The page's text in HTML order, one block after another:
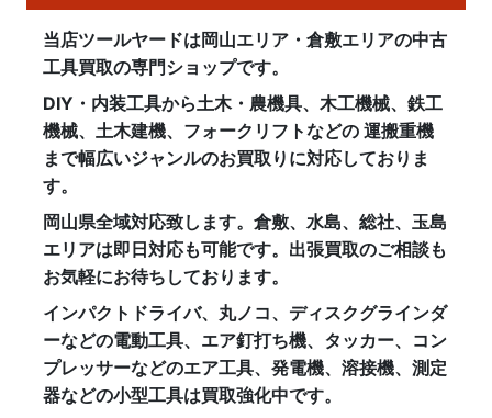
当店ツールヤードは岡山エリア・倉敷エリアの中古
工具買取の専門ショップです。
DIY・内装工具から土木・農機具、木工機械、鉄工
機械、土木建機、フォークリフトなどの 運搬重機
まで幅広いジャンルのお買取りに対応しておりま
す。
岡山県全域対応致します。倉敷、水島、総社、玉島
エリアは即日対応も可能です。出張買取のご相談も
お気軽にお待ちしております。
インパクトドライバ、丸ノコ、ディスクグラインダ
ーなどの電動工具、エア釘打ち機、タッカー、コン
プレッサーなどのエア工具、発電機、溶接機、測定
器などの小型工具は買取強化中です。